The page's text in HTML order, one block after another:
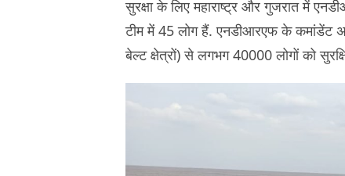
सुरक्षा के लिए महाराष्ट्र और गुजरात में
टीम में 45 लोग हैं. एनडीआरएफ के कमांडेंट
बेल्ट क्षेत्रों) से लगभग 40000 लोगों को